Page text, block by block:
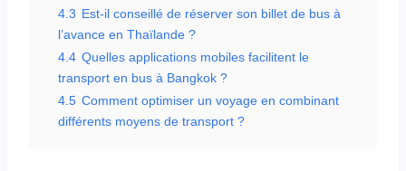
4.3 Est-il conseillé de réserver son billet de bus à
l’avance en Thaïlande ?
4.4 Quelles applications mobiles facilitent le
transport en bus à Bangkok ?
4.5 Comment optimiser un voyage en combinant
différents moyens de transport ?